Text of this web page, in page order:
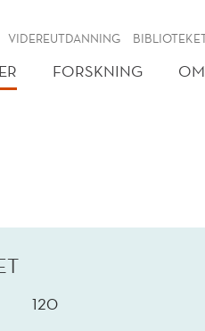
VIDEREUTDANNING
FORSKNING
120